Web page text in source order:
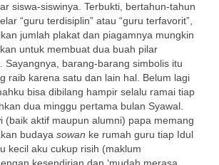
siswa-siswinya. Terbukti, bertahun-tahun
“guru terdisiplin” atau “guru terfavorit”,
jumlah plakat dan piagamnya mungkin
untuk membuat dua buah pilar
Sayangnya, barang-barang simbolis itu
raib karena satu dan lain hal. Belum lagi
bisa dibilang hampir selalu ramai tiap
dua minggu pertama bulan Syawal.
(baik aktif maupun alumni) papa memang
budaya sowan ke rumah guru tiap Idul
kecil aku cukup risih (maklum